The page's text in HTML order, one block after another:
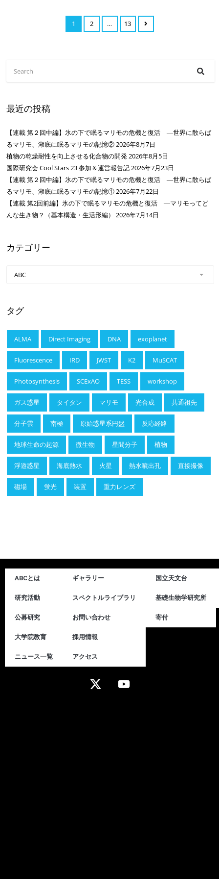
1 2 … 13
最近の投稿
【連載 第２回中編】氷の下で眠るマリモの危機と復活 ―世界に散らば
るマリモ、湖底に眠るマリモの記憶②2026年8月7日
植物の乾燥耐性を向上させる化合物の開発2026年8月5日
国際研究会 Cool Stars 23 参加＆運営報告記2026年7月23日
【連載 第２回中編】氷の下で眠るマリモの危機と復活 ―世界に散らば
るマリモ、湖底に眠るマリモの記憶①2026年7月22日
【連載 第2回前編】氷の下で眠るマリモの危機と復活 ―マリモってど
んな生き物？（基本構造・生活形編）
2026年7月14日
カテゴリー
タグ
ALMA Direct Imaging DNA exoplanet
Fluorescence IRD JWST K2 MuSCAT
Photosynthesis SCExAO TESS workshop
ガス惑星 タイタン マリモ 光合成 共通祖先
分子雲 南極 原始惑星系円盤 反応経路
地球生命の起源 微生物 星間分子 植物
浮遊惑星 海底熱水 火星 熱水噴出孔 直接撮像
磁場 蛍光 装置 重力レンズ
ABCとは
研究活動
公募研究
大学院教育
ニュース一覧
ギャラリー
スペクトルライブラリ
お問い合わせ
採用情報
アクセス
国立天文台
基礎生物学研究所
寄付